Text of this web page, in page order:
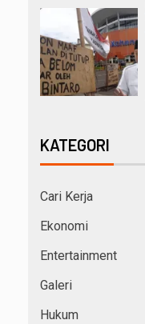
KATEGORI
Cari Kerja
Ekonomi
Entertainment
Galeri
Hukum